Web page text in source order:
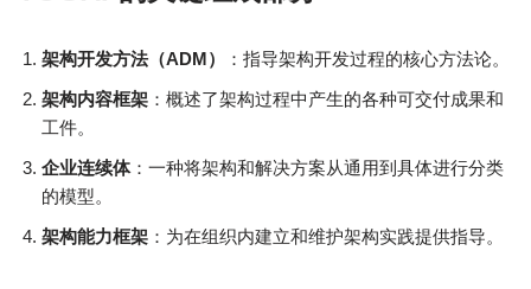
架构开发方法（ADM）
：指导架构开发过程的核心方法论。
架构内容框架 ：概述了架构过程中产生的各种可交付成果和
工件。
企业连续体：一种将架构和解决方案从通用到具体进行分类
的模型。
架构能力框架 ：为在组织内建立和维护架构实践提供指导。